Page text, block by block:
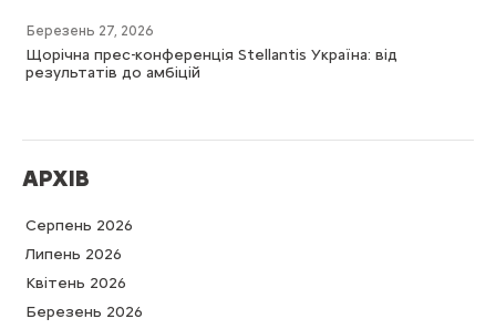
Березень 27, 2026
Щорічна прес-конференція Stellantis Україна: від
результатів до амбіцій
АРХІВ
Серпень 2026
Липень 2026
Квітень 2026
Березень 2026